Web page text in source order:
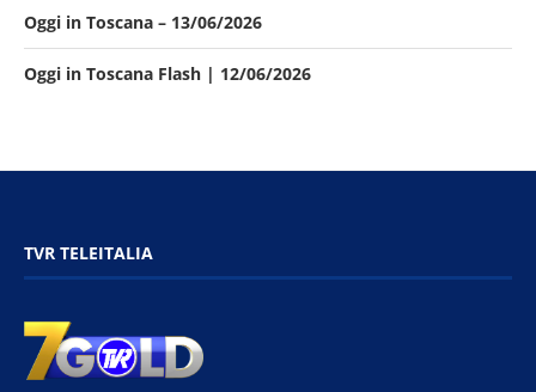
Oggi in Toscana – 13/06/2026
Oggi in Toscana Flash | 12/06/2026
TVR TELEITALIA